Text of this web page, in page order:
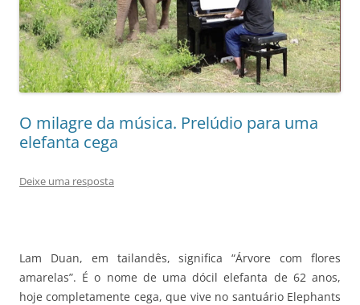
O milagre da música. Prelúdio para uma
elefanta cega
Deixe uma resposta
Lam Duan, em tailandês, significa “Árvore com flores
amarelas”. É o nome de uma dócil elefanta de 62 anos,
hoje completamente cega, que vive no santuário Elephants